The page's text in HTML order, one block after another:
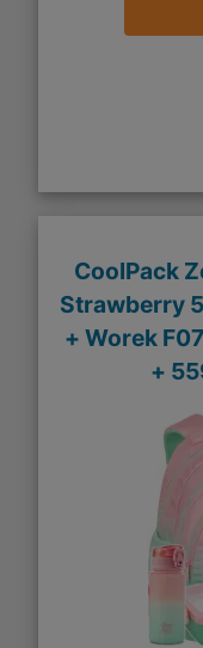
CoolPack
Strawberry
+ Worek
+